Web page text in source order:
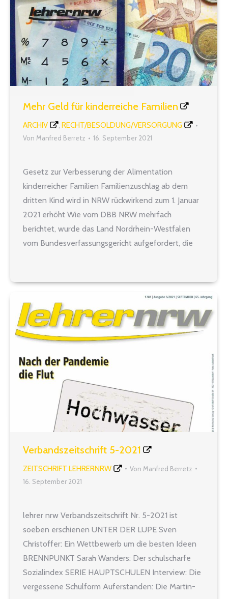
Mehr Geld für kinderreiche Familien
ARCHIV RECHT/BESOLDUNG/VERSORGUNG
Von Manfred Berretz 16. September 2021
Gesetz zur Verbesserung der Alimentation
kinderreicher Familien Familienzuschlag ab dem
dritten Kind wird in NRW rückwirkend zum 1. Januar
2021 erhöht Wie vom DBB NRW mehrfach
berichtet, wurde das Land Nordrhein-Westfalen
vom Bundesverfassungsgericht aufgefordert, die
Kindern anzupassen. Der Landtag NRW hat nun
ein…
Verbandszeitschrift 5-2021
ZEITSCHRIFT LEHRERNRW Von Manfred Berretz
16. September 2021
lehrer nrw Verbandszeitschrift Nr. 5-2021 ist
soeben erschienen UNTER DER LUPE Sven
Christoffer: Ein Wettbewerb um die besten Ideen
BRENNPUNKT Sarah Wanders: Der schulscharfe
Sozialindex SERIE HAUPTSCHULEN Interview: Die
vergessene Schulform Auferstanden: Die Martin-